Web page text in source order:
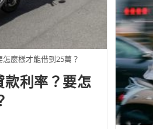
麼樣才能借到25萬？
利率？要怎